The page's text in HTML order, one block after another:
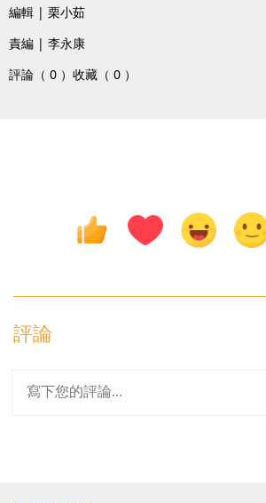
編輯 | 栗小茹
責編 | 李永康
評論（ 0 ） 收藏（ 0 ）
評論